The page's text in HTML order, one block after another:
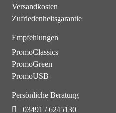
Versandkosten
Zufriedenheitsgarantie
Empfehlungen
PromoClassics
PromoGreen
PromoUSB
Persönliche Beratung
03491 / 6245130